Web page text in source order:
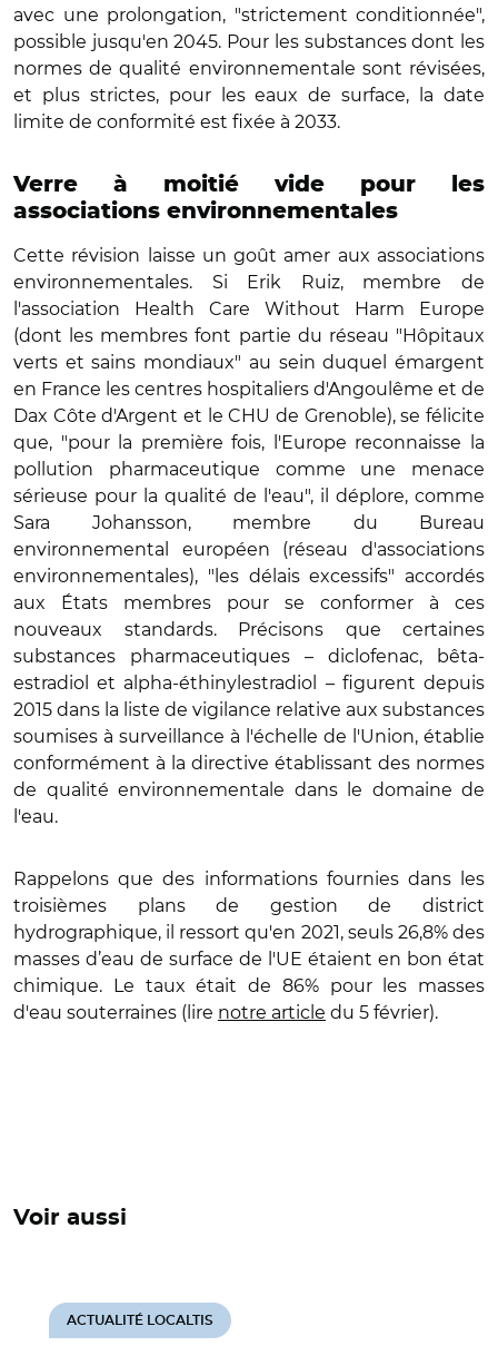
avec une prolongation, "strictement conditionnée",
possible jusqu'en 2045. Pour les substances dont les
normes de qualité environnementale sont révisées,
et plus strictes, pour les eaux de surface, la date
limite de conformité est fixée à 2033.
Verre à moitié vide pour les
associations environnementales
Cette révision laisse un goût amer aux associations
environnementales. Si Erik Ruiz, membre de
l'association Health Care Without Harm Europe
(dont les membres font partie du réseau "Hôpitaux
verts et sains mondiaux" au sein duquel émargent
en France les centres hospitaliers d'Angoulême et de
Dax Côte d'Argent et le CHU de Grenoble), se félicite
que, "pour la première fois, l'Europe reconnaisse la
pollution pharmaceutique comme une menace
sérieuse pour la qualité de l'eau", il déplore, comme
Sara Johansson, membre du Bureau
environnemental européen (réseau d'associations
environnementales), "les délais excessifs" accordés
aux États membres pour se conformer à ces
nouveaux standards. Précisons que certaines
substances pharmaceutiques – diclofenac, bêta-
estradiol et alpha-éthinylestradiol – figurent depuis
2015 dans la liste de vigilance relative aux substances
soumises à surveillance à l'échelle de l'Union, établie
conformément à la directive établissant des normes
de qualité environnementale dans le domaine de
l'eau.
Rappelons que des informations fournies dans les
troisièmes plans de gestion de district
hydrographique, il ressort qu'en 2021, seuls 26,8% des
masses d’eau de surface de l'UE étaient en bon état
chimique. Le taux était de 86% pour les masses
d'eau souterraines (lire notre article du 5 février).
Voir aussi
ACTUALITÉ LOCALTIS